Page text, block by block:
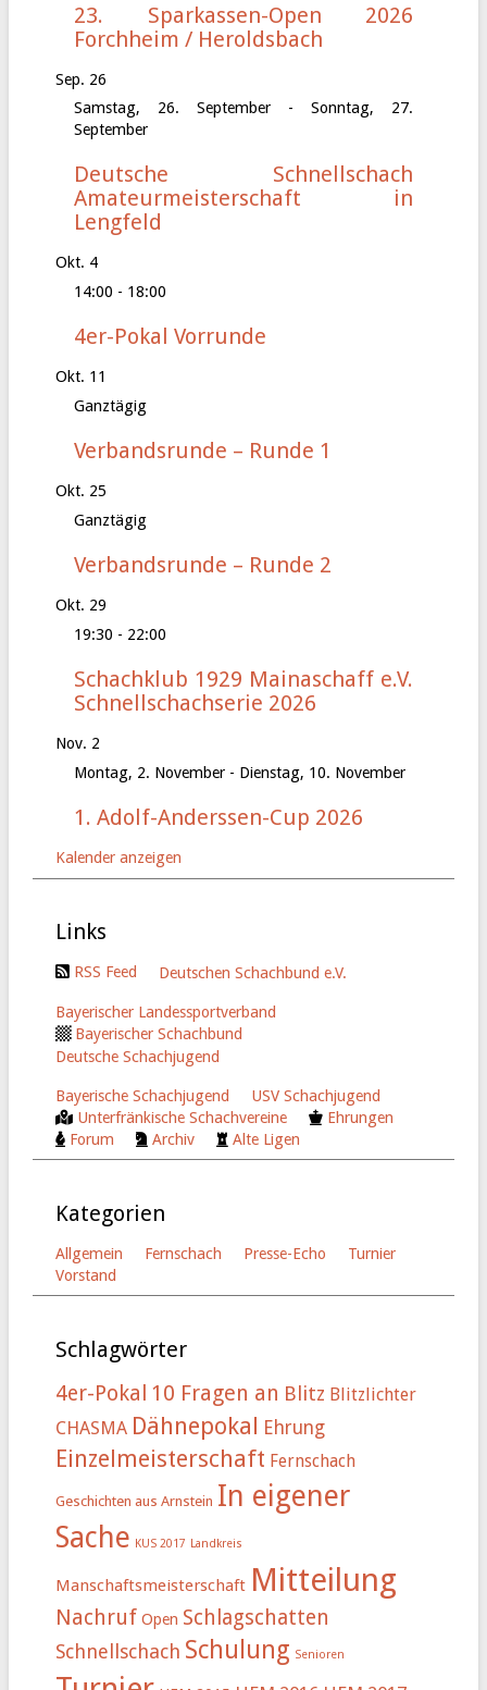
23. Sparkassen-Open 2026
Forchheim / Heroldsbach
Sep. 26
Samstag, 26. September - Sonntag, 27.
September
Deutsche Schnellschach
Amateurmeisterschaft in
Lengfeld
Okt. 4
14:00 - 18:00
4er-Pokal Vorrunde
Okt. 11
Ganztägig
Verbandsrunde – Runde 1
Okt. 25
Ganztägig
Verbandsrunde – Runde 2
Okt. 29
19:30 - 22:00
Schachklub 1929 Mainaschaff e.V.
Schnellschachserie 2026
Nov. 2
Montag, 2. November - Dienstag, 10. November
1. Adolf-Anderssen-Cup 2026
Kalender anzeigen
Links
RSS Feed Deutschen Schachbund e.V.
Bayerischer Landessportverband
Bayerischer Schachbund
Deutsche Schachjugend
Bayerische Schachjugend
USV Schachjugend
Unterfränkische Schachvereine
Ehrungen
Forum
Archiv Alte Ligen
Kategorien
Allgemein Fernschach Presse-Echo
Turnier
Vorstand
Schlagwörter
4er-Pokal 10 Fragen an Blitz Blitzlichter
CHASMA Dähnepokal Ehrung
Einzelmeisterschaft Fernschach
Geschichten aus Arnstein In eigener
Sache KUS 2017 Landkreis
Manschaftsmeisterschaft Mitteilung
Nachruf Open Schlagschatten
Schnellschach Schulung Senioren